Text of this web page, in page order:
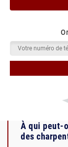
À qui peut-
des